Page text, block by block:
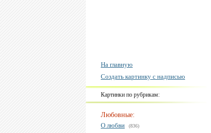
На главную
Создать картинку с надписью
Картинки по рубрикам:
Любовные:
О любви
(836)